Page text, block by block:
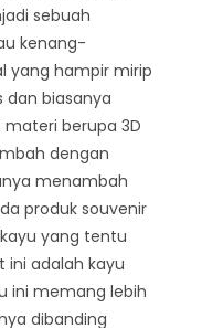
sebuah
kenang-
yang hampir mirip
dan biasanya
berupa 3D
dengan
menambah
produk souvenir
yang tentu
ini adalah kayu
ini memang lebih
dibanding